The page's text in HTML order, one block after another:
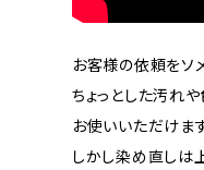
お客様の依頼をソ
ちょっとした汚れ
お使いいただけます
しかし染め直しは